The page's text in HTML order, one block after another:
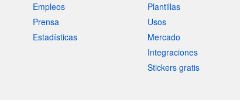
Empleos
Prensa
Estadísticas
Plantillas
Usos
Mercado
Integraciones
Stickers gratis